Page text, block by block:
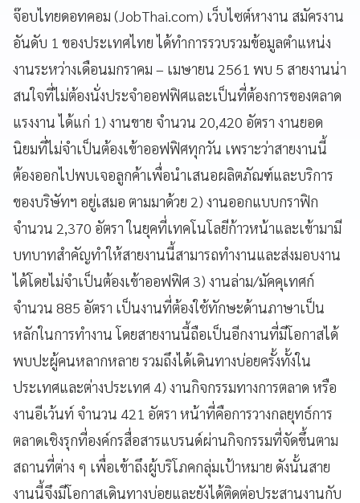
จ๊อบไทยดอทคอม (JobThai.com) เว็บไซต์หางาน สมัครงาน
อันดับ 1 ของประเทศไทย ได้ทำการรวบรวมข้อมูลตำแหน่ง
งานระหว่างเดือนมกราคม – เมษายน 2561 พบ 5 สายงานน่า
สนใจที่ไม่ต้องนั่งประจำออฟฟิศและเป็นที่ต้องการของตลาด
แรงงาน ได้แก่ 1) งานขาย จำนวน 20,420 อัตรา งานยอด
นิยมที่ไม่จำเป็นต้องเข้าออฟฟิศทุกวัน เพราะว่าสายงานนี้
ต้องออกไปพบเจอลูกค้าเพื่อนำเสนอผลิตภัณฑ์และบริการ
ของบริษัทฯ อยู่เสมอ ตามมาด้วย 2) งานออกแบบกราฟิก
จำนวน 2,370 อัตรา ในยุคที่เทคโนโลยีก้าวหน้าและเข้ามามี
บทบาทสำคัญทำให้สายงานนี้สามารถทำงานและส่งมอบงาน
ได้โดยไม่จำเป็นต้องเข้าออฟฟิศ 3) งานล่าม/มัคคุเทศก์
จำนวน 885 อัตรา เป็นงานที่ต้องใช้ทักษะด้านภาษาเป็น
หลักในการทำงาน โดยสายงานนี้ถือเป็นอีกงานที่มีโอกาสได้
พบปะผู้คนหลากหลาย รวมถึงได้เดินทางบ่อยครั้งทั้งใน
ประเทศและต่างประเทศ 4) งานกิจกรรมทางการตลาด หรือ
งานอีเว้นท์ จำนวน 421 อัตรา หน้าที่คือการวางกลยุทธ์การ
ตลาดเชิงรุกที่องค์กรสื่อสารแบรนด์ผ่านกิจกรรมที่จัดขึ้นตาม
สถานที่ต่าง ๆ เพื่อเข้าถึงผู้บริโภคกลุ่มเป้าหมาย ดังนั้นสาย
งานนี้จึงมีโอกาสเดินทางบ่อยและยังได้ติดต่อประสานงานกับ